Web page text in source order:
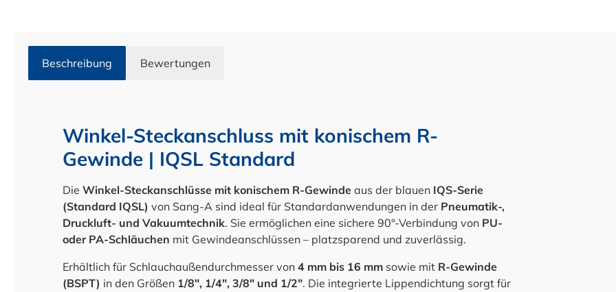
Beschreibung Bewertungen
Winkel-Steckanschluss mit konischem R-
Gewinde | IQSL Standard
Die Winkel-Steckanschlüsse mit konischem R-Gewinde aus der blauen IQS-Serie
(Standard IQSL) von Sang-A sind ideal für Standardanwendungen in der Pneumatik-,
Druckluft- und Vakuumtechnik. Sie ermöglichen eine sichere 90°-Verbindung von PU-
oder PA-Schläuchen mit Gewindeanschlüssen – platzsparend und zuverlässig.
Erhältlich für Schlauchaußendurchmesser von 4 mm bis 16 mm sowie mit R-Gewinde
(BSPT) in den Größen 1/8", 1/4", 3/8" und 1/2". Die integrierte Lippendichtung sorgt für